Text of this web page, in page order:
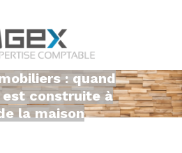
: quand
est construite à
la maison